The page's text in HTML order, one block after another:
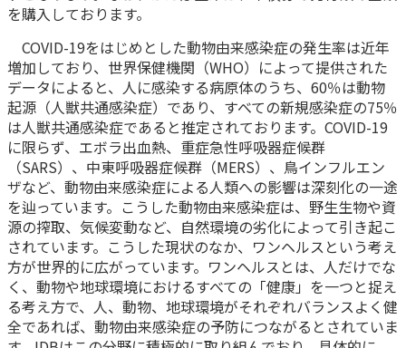
マイページでできること
新規登録
ログイン
ご契約内容の確認
お客さまに関する情報等の確認の取り組み
長寿支援保険
お見積りシミュレーション
資料請求
保険の探し方のポイント
保険かんたん診断
これからのライフイベントでかかる費用とは？
かんぽ生命の団体取扱い
法人向け資料請求
お問い合わせ先
保険
医療
お金
子育て
ライフプラン
健康情報
ご挨拶
経営理念・経営戦略
会社概要
財務情報
株主・投資家のみなさまへ
日本郵政グループとしての取り組み
採用情報
CM・オウンドメディア／ソーシャルメディア
お問い合わせ
サステナビリティ
株主・投資家のみなさまへ
採用情報
English
を購入しております。
COVID-19をはじめとした動物由来感染症の発生率は近年
増加しており、世界保健機関（WHO）によって提供された
データによると、人に感染する病原体のうち、60％は動物
起源（人獣共通感染症）であり、すべての新規感染症の75％
は人獣共通感染症であると推定されております。COVID-19
に限らず、エボラ出血熱、重症急性呼吸器症候群
（SARS）、中東呼吸器症候群（MERS）、鳥インフルエン
ザなど、動物由来感染症による人類への影響は深刻化の一途
を辿っています。こうした動物由来感染症は、野生生物や資
源の搾取、気候変動など、自然環境の劣化によって引き起こ
されています。こうした現状のなか、ワンヘルスという考え
方が世界的に広がっています。ワンヘルスとは、人だけでな
く、動物や地球環境におけるすべての「健康」を一つと捉え
る考え方で、人、動物、地球環境がそれぞれバランスよく健
全であれば、動物由来感染症の予防につながるとされていま